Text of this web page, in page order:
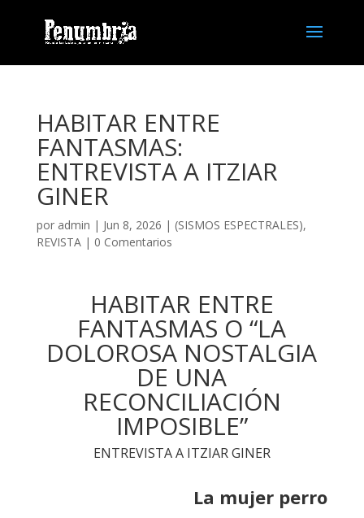
HABITAR ENTRE
FANTASMAS:
ENTREVISTA A ITZIAR
GINER
por admin | Jun 8, 2026 | (SISMOS ESPECTRALES),
REVISTA| 0 Comentarios
HABITAR ENTRE
FANTASMAS O “LA
DOLOROSA NOSTALGIA
DE UNA
RECONCILIACIÓN
IMPOSIBLE”
ENTREVISTA A ITZIAR GINER
La mujer perro